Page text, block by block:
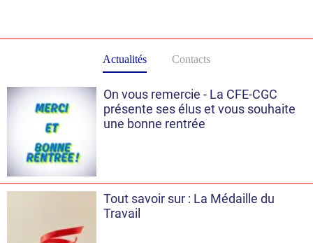
Actualités Contacts
On vous remercie - La CFE-CGC
présente ses élus et vous souhaite
une bonne rentrée
Tout savoir sur : La Médaille du
Travail